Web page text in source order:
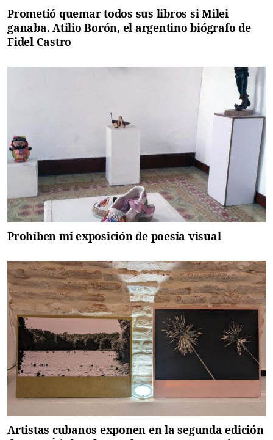
Prometió quemar todos sus libros si Milei
ganaba. Atilio Borón, el argentino biógrafo de
Fidel Castro
Prohíben mi exposición de poesía visual
Artistas cubanos exponen en la segunda edición